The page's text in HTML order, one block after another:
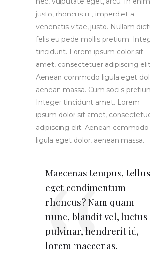
justo, rhoncus ut, imperdiet a,
venenatis vitae, justo. Nullam
felis eu pede mollis pretium.
tincidunt. Lorem ipsum dolor sit
amet, consectetuer adipiscing
Aenean commodo ligula eget
aenean massa. Cum sociis
Integer tincidunt amet. Lorem
ipsum dolor sit amet,
adipiscing elit. Aenean commodo
ligula eget dolor, aenean massa.
Maecenas tempus, tellus
eget condimentum
rhoncus? Nam quam
nunc, blandit vel, luctus
pulvinar, hendrerit id,
lorem maecenas.